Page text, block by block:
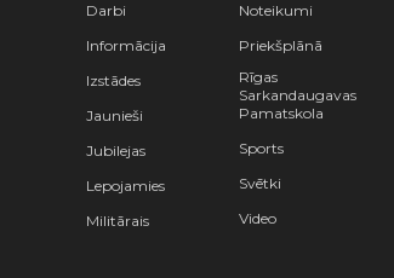
Darbi
Informācija
Izstādes
Jaunieši
Jubilejas
Lepojamies
Militārais
Noteikumi
Priekšplānā
Rīgas
Sarkandaugavas
Pamatskola
Sports
Svētki
Video